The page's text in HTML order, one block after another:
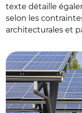
texte détaille
selon les
architecturales et